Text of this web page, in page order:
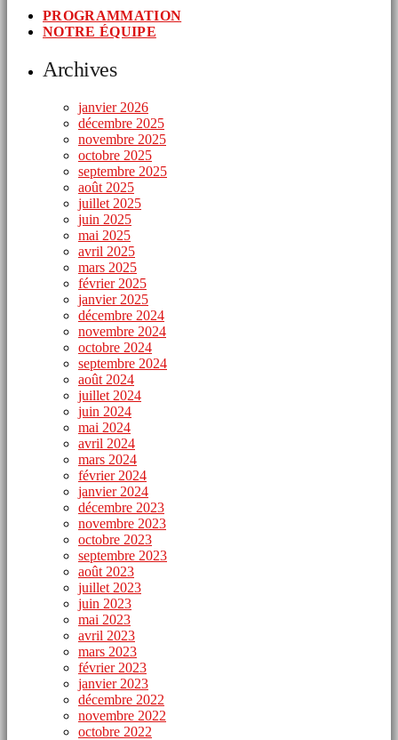
PROGRAMMATION
NOTRE ÉQUIPE
Archives
janvier 2026
décembre 2025
novembre 2025
octobre 2025
septembre 2025
août 2025
juillet 2025
juin 2025
mai 2025
avril 2025
mars 2025
février 2025
janvier 2025
décembre 2024
novembre 2024
octobre 2024
septembre 2024
août 2024
juillet 2024
juin 2024
mai 2024
avril 2024
mars 2024
février 2024
janvier 2024
décembre 2023
novembre 2023
octobre 2023
septembre 2023
août 2023
juillet 2023
juin 2023
mai 2023
avril 2023
mars 2023
février 2023
janvier 2023
décembre 2022
novembre 2022
octobre 2022